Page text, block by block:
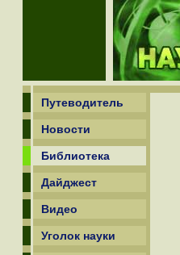
Путеводитель
Новости
Библиотека
Дайджест
Видео
Уголок науки